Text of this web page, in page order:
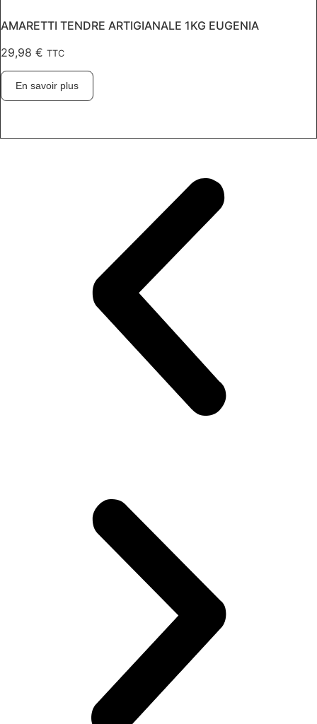
AMARETTI TENDRE ARTIGIANALE 1KG EUGENIA
29,98 € TTC
En savoir plus